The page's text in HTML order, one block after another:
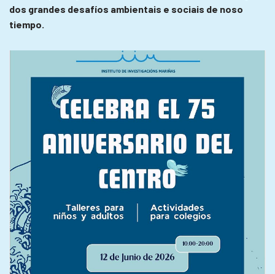
dos grandes desafíos ambientais e sociais de noso
tiempo.